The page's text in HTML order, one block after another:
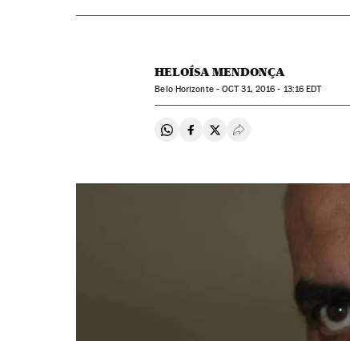
HELOÍSA MENDONÇA
Belo Horizonte -OCT31, 2016 - 13:16 EDT
Compartir en Whatsapp
Compartir en Facebook
Compartir en Twitter
Desplegar Redes